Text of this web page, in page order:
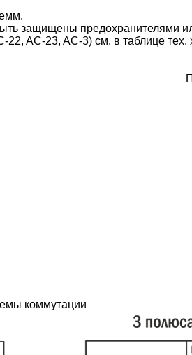
защищены предохранителями
AC-23, AC-3) см. в таблице тех.
коммутации